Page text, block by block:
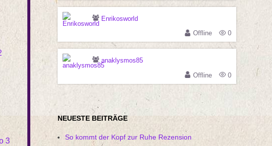
Enrikosworld
Offline
0
anaklysmos85
Offline
0
NEUESTE BEITRÄGE
So kommt der Kopf zur Ruhe Rezension